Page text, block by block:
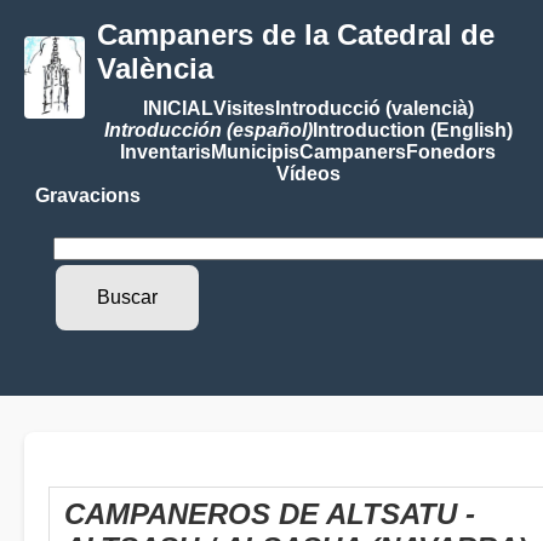
Campaners de la Catedral de
València
INICIALVisitesIntroducció (valencià)
Introducción (español)Introduction (English)
InventarisMunicipisCampanersFonedors
Vídeos
Gravacions
CAMPANEROS DE ALTSATU -